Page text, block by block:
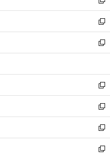
開
く
ウ
で
開
く
ン
ド
ウ
で
開
ウ
ィ
ン
ド
ウ
開
く
新
し
い
ウ
ィ
ン
ウ
で
開
く
新
し
い
ウ
ン
ド
ウ
で
開
く
新
し
ウ
ィ
ン
ド
ウ
で
開
く
新
し
い
ウ
ィ
ン
ド
新
し
い
ウ
ィ
新
し
い
新